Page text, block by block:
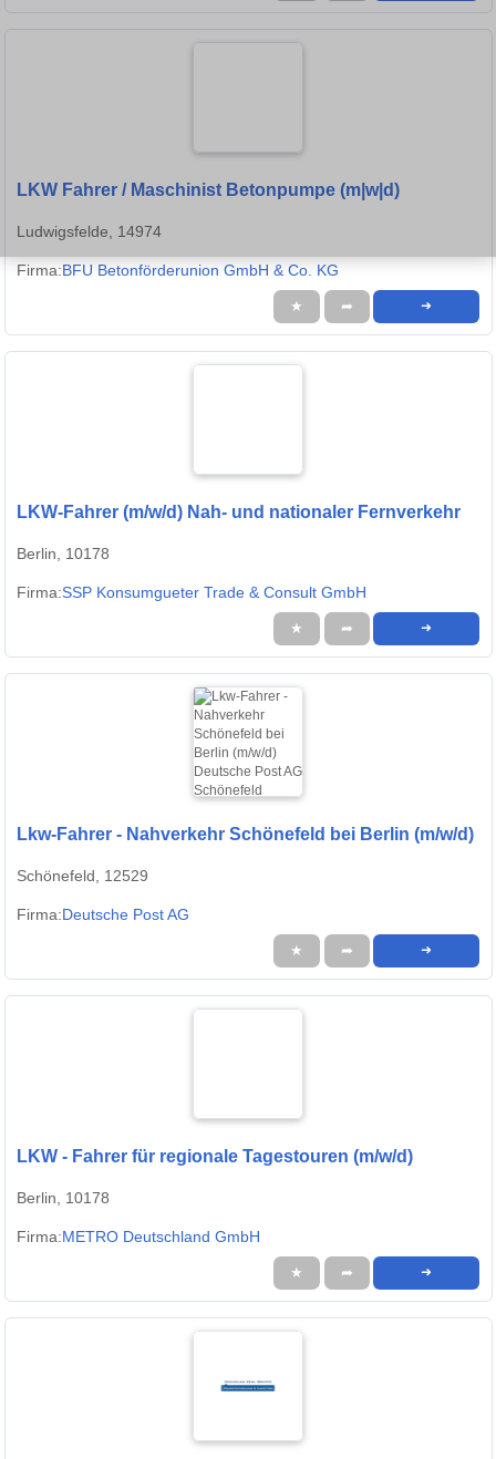
LKW Fahrer / Maschinist Betonpumpe (m|w|d)
Ludwigsfelde, 14974
Firma:BFU Betonförderunion GmbH & Co. KG
★ ➦ ➜
LKW-Fahrer (m/w/d) Nah- und nationaler Fernverkehr
Berlin, 10178
Firma:SSP Konsumgueter Trade & Consult GmbH
★ ➦ ➜
Lkw-Fahrer - Nahverkehr Schönefeld bei Berlin (m/w/d)
Schönefeld, 12529
Firma:Deutsche Post AG
★ ➦ ➜
LKW - Fahrer für regionale Tagestouren (m/w/d)
Berlin, 10178
Firma:METRO Deutschland GmbH
★ ➦ ➜